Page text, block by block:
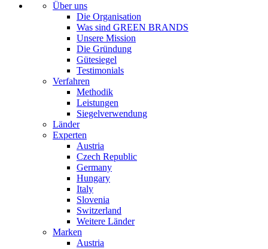
Über uns
Die Organisation
Was sind GREEN BRANDS
Unsere Mission
Die Gründung
Gütesiegel
Testimonials
Verfahren
Methodik
Leistungen
Siegelverwendung
Länder
Experten
Austria
Czech Republic
Germany
Hungary
Italy
Slovenia
Switzerland
Weitere Länder
Marken
Austria